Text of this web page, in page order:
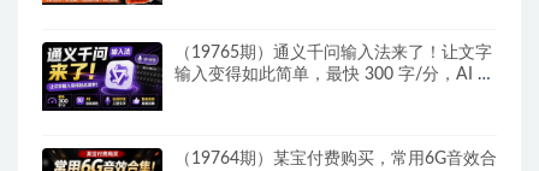
（19765期）通义千问输入法来了！让文字
输入变得如此简单，最快 300 字/分，AI 自
（19764期）某宝付费购买，常用6G音效合